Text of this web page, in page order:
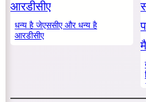
धन्य है जेएससीए और धन्य है
आरडीसीए